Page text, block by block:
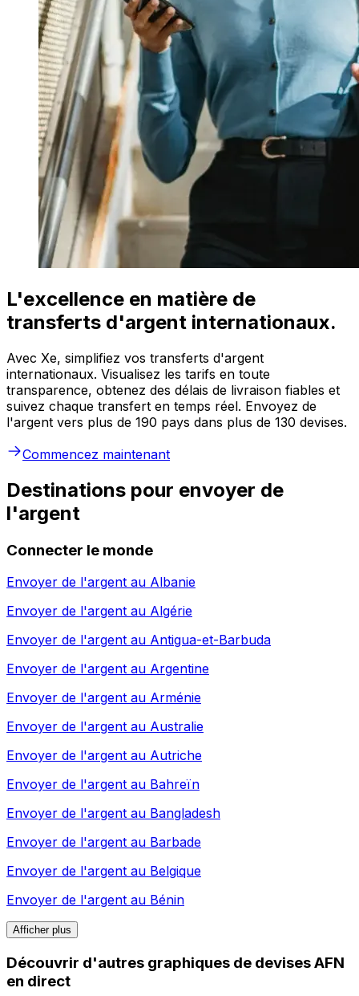
L'excellence en matière de
transferts d'argent internationaux.
Avec Xe, simplifiez vos transferts d'argent
internationaux. Visualisez les tarifs en toute
transparence, obtenez des délais de livraison fiables et
suivez chaque transfert en temps réel. Envoyez de
l'argent vers plus de 190 pays dans plus de 130 devises.
Commencez maintenant
Destinations pour envoyer de
l'argent
Connecter le monde
Envoyer de l'argent au Albanie
Envoyer de l'argent au Algérie
Envoyer de l'argent au Antigua-et-Barbuda
Envoyer de l'argent au Argentine
Envoyer de l'argent au Arménie
Envoyer de l'argent au Australie
Envoyer de l'argent au Autriche
Envoyer de l'argent au Bahreïn
Envoyer de l'argent au Bangladesh
Envoyer de l'argent au Barbade
Envoyer de l'argent au Belgique
Envoyer de l'argent au Bénin
Afficher plus
Découvrir d'autres graphiques de devises AFN
en direct